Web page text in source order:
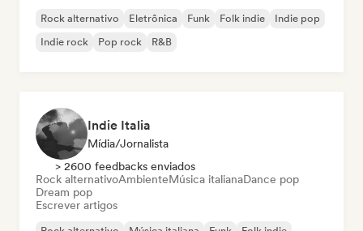
Rock alternativo Eletrônica Funk Folk indie
Indie pop
Indie rock
Pop rock R&B
Indie Italia
Mídia/Jornalista
> 2600 feedbacks enviados
Rock alternativoAmbienteMúsica italianaDance pop
Dream pop
Escrever artigos